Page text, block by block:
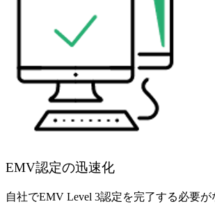
EMV認定の迅速化
自社でEMV Level 3認定を完了する必要